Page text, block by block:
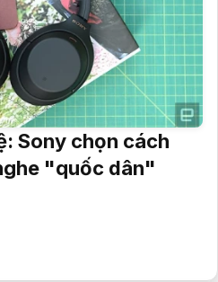
Sony chọn cách
"quốc dân"